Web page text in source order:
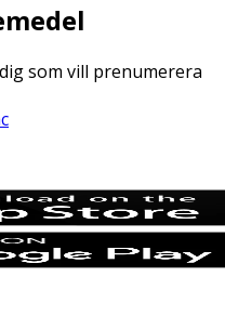
som vill prenumerera